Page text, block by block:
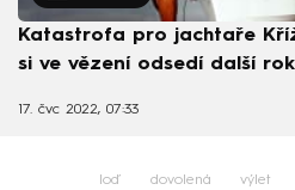
Katastrofa pro jachtaře
si ve vězení odsedí další
17. čvc 2022, 07:33
loď dovolená výlet